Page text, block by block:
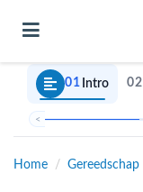
Toggle navigation
01 Intro 02
<
Home / Gereedschap